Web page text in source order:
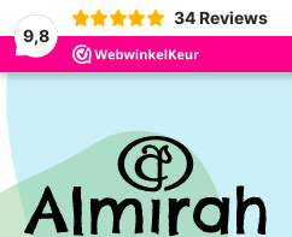
9,8
34 Reviews